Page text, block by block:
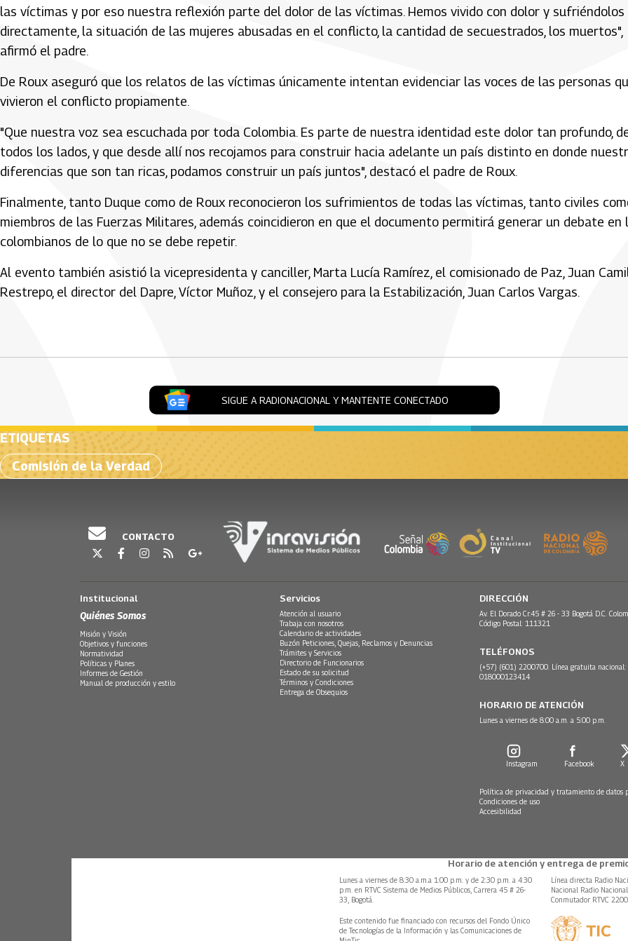
las víctimas y por eso nuestra reflexión parte del dolor de las víctimas. Hemos vivido con dolor y sufriéndolos
directamente, la situación de las mujeres abusadas en el conflicto, la cantidad de secuestrados, los muertos",
afirmó el padre.
De Roux aseguró que los relatos de las víctimas únicamente intentan evidenciar las voces de las personas
vivieron el conflicto propiamente.
"Que nuestra voz sea escuchada por toda Colombia. Es parte de nuestra identidad este dolor tan profundo,
todos los lados, y que desde allí nos recojamos para construir hacia adelante un país distinto en donde
diferencias que son tan ricas, podamos construir un país juntos", destacó el padre de Roux.
Finalmente, tanto Duque como de Roux reconocieron los sufrimientos de todas las víctimas, tanto civiles
miembros de las Fuerzas Militares, además coincidieron en que el documento permitirá generar un debate en
colombianos de lo que no se debe repetir.
Al evento también asistió la vicepresidenta y canciller, Marta Lucía Ramírez, el comisionado de Paz, Juan
Restrepo, el director del Dapre, Víctor Muñoz, y el consejero para la Estabilización, Juan Carlos Vargas.
SIGUE A RADIONACIONAL Y MANTENTE CONECTADO
ETIQUETAS
Comisión de la Verdad
CONTACTO
Institucional
Quiénes Somos
Misión y Visión
Objetivos y funciones
Normatividad
Políticas y Planes
Informes de Gestión
Manual de producción y estilo
Servicios
Atención al usuario
Trabaja con nosotros
Calendario de actividades
Buzón Peticiones, Quejas, Reclamos y Denuncias
Trámites y Servicios
Directorio de Funcionarios
Estado de su solicitud
Términos y Condiciones
Entrega de Obsequios
DIRECCIÓN
Av. El Dorado Cr.45 # 26 - 33 Bogotá D.C.
Código Postal: 111321
TELÉFONOS
(+57) (601) 2200700. Línea gratuita nacional:
018000123414
HORARIO DE ATENCIÓN
Lunes a viernes de 8:00 a.m. a 5:00 p.m.
Instagram Facebook X
Política de privacidad y tratamiento de datos
Condiciones de uso
Accesibilidad
Horario de atención y entrega de
Lunes a viernes de 8:30 a.m.a 1:00 p.m. y de 2:30 p.m. a 4:30
p.m. en RTVC Sistema de Medios Públicos, Carrera 45 # 26-
33, Bogotá.
Línea directa Radio
Nacional Radio
Conmutador RTVC
Este contenido fue financiado con recursos del Fondo Único
de Tecnologías de la Información y las Comunicaciones de